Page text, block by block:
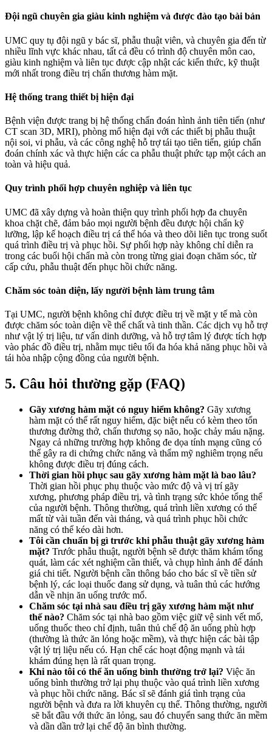
Đội ngũ chuyên gia giàu kinh nghiệm và được đào tạo bài bản
UMC quy tụ đội ngũ y bác sĩ, phẫu thuật viên, và chuyên gia đến từ
nhiều lĩnh vực khác nhau, tất cả đều có trình độ chuyên môn cao,
giàu kinh nghiệm và liên tục được cập nhật các kiến thức, kỹ thuật
mới nhất trong điều trị chấn thương hàm mặt.
Hệ thống trang thiết bị hiện đại
Bệnh viện được trang bị hệ thống chẩn đoán hình ảnh tiên tiến (như
CT scan 3D, MRI), phòng mổ hiện đại với các thiết bị phẫu thuật
nội soi, vi phẫu, và các công nghệ hỗ trợ tái tạo tiên tiến, giúp chẩn
đoán chính xác và thực hiện các ca phẫu thuật phức tạp một cách an
toàn và hiệu quả.
Quy trình phối hợp chuyên nghiệp và liên tục
UMC đã xây dựng và hoàn thiện quy trình phối hợp đa chuyên
khoa chặt chẽ, đảm bảo mọi người bệnh đều được hội chẩn kỹ
lưỡng, lập kế hoạch điều trị cá thể hóa và theo dõi liên tục trong suốt
quá trình điều trị và phục hồi. Sự phối hợp này không chỉ diễn ra
trong các buổi hội chẩn mà còn trong từng giai đoạn chăm sóc, từ
cấp cứu, phẫu thuật đến phục hồi chức năng.
Chăm sóc toàn diện, lấy người bệnh làm trung tâm
Tại UMC, người bệnh không chỉ được điều trị về mặt y tế mà còn
được chăm sóc toàn diện về thể chất và tinh thần. Các dịch vụ hỗ trợ
như vật lý trị liệu, tư vấn dinh dưỡng, và hỗ trợ tâm lý được tích hợp
vào phác đồ điều trị, nhằm mục tiêu tối đa hóa khả năng phục hồi và
tái hòa nhập cộng đồng của người bệnh.
5. Câu hỏi thường gặp (FAQ)
Gãy xương hàm mặt có nguy hiểm không? Gãy xương
hàm mặt có thể rất nguy hiểm, đặc biệt nếu có kèm theo tổn
thương đường thở, chấn thương sọ não, hoặc chảy máu nặng.
Ngay cả những trường hợp không đe dọa tính mạng cũng có
thể gây ra di chứng chức năng và thẩm mỹ nghiêm trọng nếu
không được điều trị đúng cách.
Thời gian hồi phục sau gãy xương hàm mặt là bao lâu?
Thời gian hồi phục phụ thuộc vào mức độ và vị trí gãy
xương, phương pháp điều trị, và tình trạng sức khỏe tổng thể
của người bệnh. Thông thường, quá trình liền xương có thể
mất từ vài tuần đến vài tháng, và quá trình phục hồi chức
năng có thể kéo dài hơn.
Tôi cần chuẩn bị gì trước khi phẫu thuật gãy xương hàm
mặt? Trước phẫu thuật, người bệnh sẽ được thăm khám tổng
quát, làm các xét nghiệm cần thiết, và chụp hình ảnh để đánh
giá chi tiết. Người bệnh cần thông báo cho bác sĩ về tiền sử
bệnh lý, các loại thuốc đang sử dụng, và tuân thủ các hướng
dẫn về nhịn ăn uống trước mổ.
Chăm sóc tại nhà sau điều trị gãy xương hàm mặt như
thế nào? Chăm sóc tại nhà bao gồm việc giữ vệ sinh vết mổ,
uống thuốc theo chỉ định, tuân thủ chế độ ăn uống phù hợp
(thường là thức ăn lỏng hoặc mềm), và thực hiện các bài tập
vật lý trị liệu nếu có. Hạn chế các hoạt động mạnh và tái
khám đúng hẹn là rất quan trọng.
Khi nào tôi có thể ăn uống bình thường trở lại? Việc ăn
uống bình thường trở lại phụ thuộc vào quá trình liền xương
và phục hồi chức năng. Bác sĩ sẽ đánh giá tình trạng của
người bệnh và đưa ra lời khuyên cụ thể. Thông thường, người
sẽ bắt đầu với thức ăn lỏng, sau đó chuyển sang thức ăn mềm
và dần dần trở lại chế độ ăn bình thường.